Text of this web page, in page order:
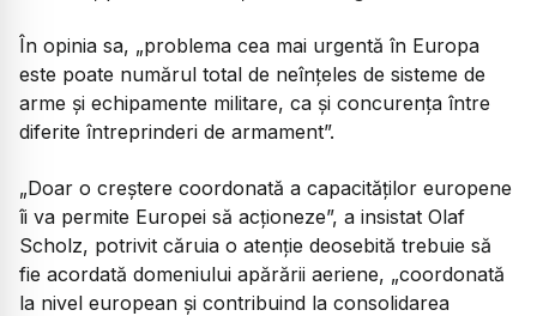
În opinia sa, „problema cea mai urgentă în Europa
este poate numărul total de neînţeles de sisteme de
arme şi echipamente militare, ca şi concurenţa între
diferite întreprinderi de armament”.
„Doar o creştere coordonată a capacităţilor europene
îi va permite Europei să acţioneze”, a insistat Olaf
Scholz, potrivit căruia o atenţie deosebită trebuie să
fie acordată domeniului apărării aeriene, „coordonată
la nivel european şi contribuind la consolidarea